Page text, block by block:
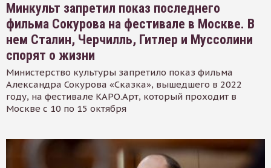
Минкульт запретил показ последнего
фильма Сокурова на фестивале в Москве. В
нем Сталин, Черчилль, Гитлер и Муссолини
спорят о жизни
Министерство культуры запретило показ фильма
Александра Сокурова «Сказка», вышедшего в 2022
году, на фестивале КАРО.Арт, который проходит в
Москве с 10 по 15 октября